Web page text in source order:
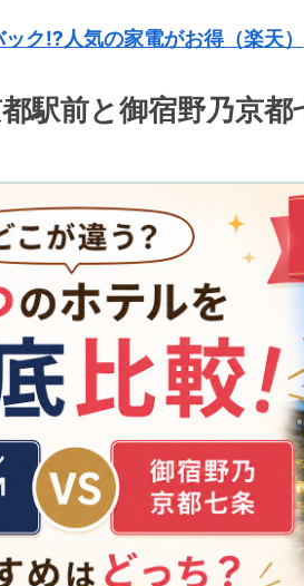
ク⁉人気の家電がお得（楽天）
駅前と御宿野乃京都